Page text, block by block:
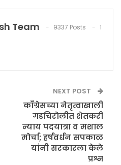
Team 9337 Posts
1
NEXT POST
काँग्रेसच्या नेतृत्वाखाली
गडचिरोलीत शेतकरी
न्याय पदयात्रा व मशाल
मोर्चा; हर्षवर्धन सपकाळ
यांनी सरकारला केले
प्रश्न